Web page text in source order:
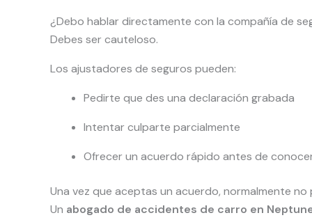
¿Debo hablar directamente con la compañía de
Debes ser cauteloso.
Los ajustadores de seguros pueden:
Pedirte que des una declaración grabada
Intentar culparte parcialmente
Ofrecer un acuerdo rápido antes de
Una vez que aceptas un acuerdo, normalmente
Un abogado de accidentes de carro en